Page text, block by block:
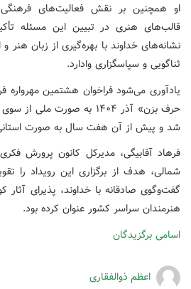
او همچنین بر نقش فعالیت‌های
قالب‌های هنری در تبیین این مسئله
نشانه‌های خداوند با بهره‌گیری از زبان هنر و
ثناگویی و سپاسگزاری وادارد.
یادآوری می‌شود فراخوان هشتمین مهرواره
حرف بزن» آذر ۱۴۰۴ به صورت
شد و پیش از آن هفت سال به صورت استانی
فرهاد آقابیگی، مدیرکل کانون پرورش
شمالی،‌ هدف از برگزاری این رویداد را
گفت‌وگوی صادقانه با خداوند، پذیرای آثار
هنرمندان سراسر کشور عنوان کرده بود.
اسامی برگزیدگان
اعظم ذوالفقاری